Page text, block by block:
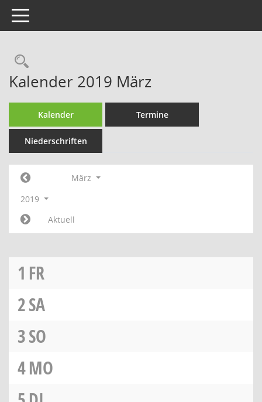
Toggle navigation
Rechercheauswahl
Kalender 2019 März
Kalender Termine
Niederschriften
März
2019
Aktuell
1 FR
2SA
3SO
4MO